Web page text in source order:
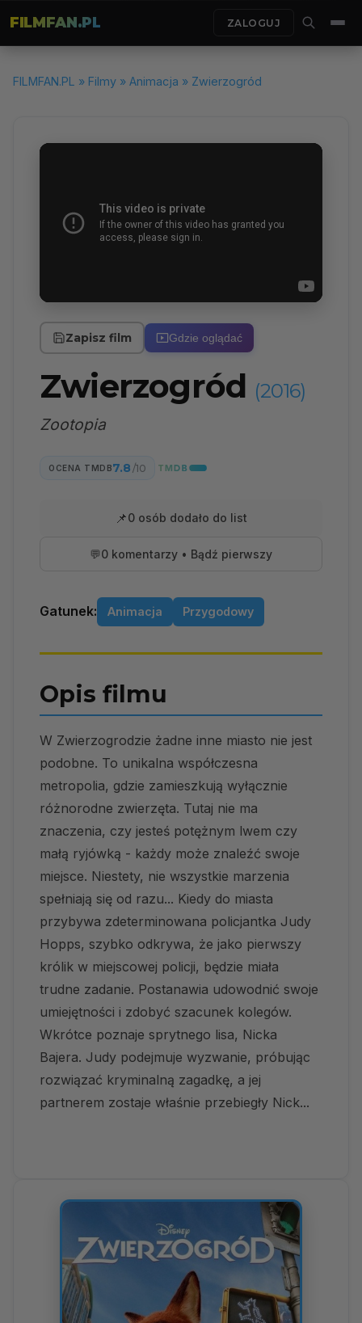
FILMFAN.PL ZALOGUJ
FILMFAN.PL » Filmy » Animacja » Zwierzogród
Zapisz film Gdzie oglądać
Zwierzogród (2016)
Zootopia
OCENA TMDB7.8 /10
📌0 osób dodało do list
💬0 komentarzy • Bądź pierwszy
Gatunek: Animacja Przygodowy
Opis filmu
W Zwierzogrodzie żadne inne miasto nie jest
podobne. To unikalna współczesna
metropolia, gdzie zamieszkują wyłącznie
różnorodne zwierzęta. Tutaj nie ma
znaczenia, czy jesteś potężnym lwem czy
małą ryjówką - każdy może znaleźć swoje
miejsce. Niestety, nie wszystkie marzenia
spełniają się od razu... Kiedy do miasta
przybywa zdeterminowana policjantka Judy
Hopps, szybko odkrywa, że jako pierwszy
królik w miejscowej policji, będzie miała
trudne zadanie. Postanawia udowodnić swoje
umiejętności i zdobyć szacunek kolegów.
Wkrótce poznaje sprytnego lisa, Nicka
Bajera. Judy podejmuje wyzwanie, próbując
rozwiązać kryminalną zagadkę, a jej
partnerem zostaje właśnie przebiegły Nick...